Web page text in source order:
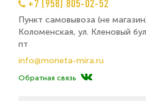
+7 (958) 805-02-52
Пункт самовывоза (не
Коломенская, ул. Кленовый
пт
info@moneta-mira.ru
Обратная связь